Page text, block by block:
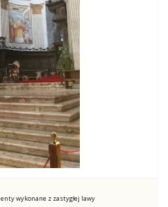
wykonane z zastygłej lawy